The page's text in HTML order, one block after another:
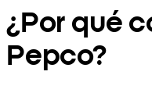
¿Por qué
Pepco?